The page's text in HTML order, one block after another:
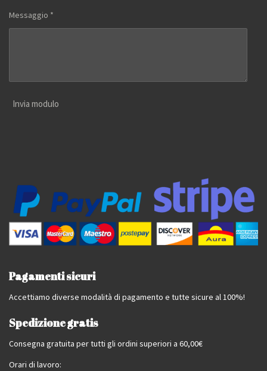
Messaggio *
Invia modulo
Pagamenti sicuri
Accettiamo diverse modalità di pagamento e tutte sicure al 100%!
Spedizione gratis
Consegna gratuita per tutti gli ordini superiori a 60,00€
Orari di lavoro: